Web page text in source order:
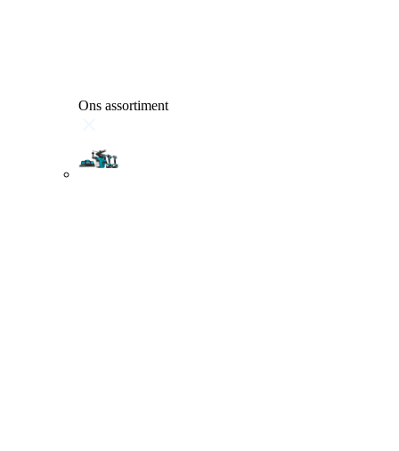
Ons assortiment